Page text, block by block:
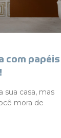
com papéis
sua casa, mas
mora de